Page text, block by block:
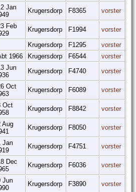
Jan
Krugersdorp F8365 vorster
Feb
Krugersdorp F1994 vorster
Krugersdorp F1295
vorster
1966 Krugersdorp F6544
vorster
Jun
Krugersdorp F4740 vorster
Oct
Krugersdorp F6089 vorster
Oct
Krugersdorp F8842 vorster
Aug
Krugersdorp F8050 vorster
Jan
Krugersdorp F4751 vorster
Dec
Krugersdorp F6036 vorster
Jun
Krugersdorp F3890 vorster